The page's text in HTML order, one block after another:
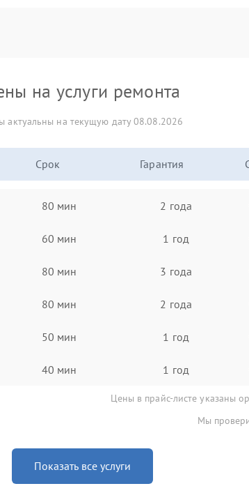
на услуги ремонта
актуальны на текущую дату 08.08.2026
Срок Гарантия
80 мин 2 года
60 мин 1 год
80 мин 3 года
80 мин 2 года
50 мин 1 год
40 мин 1 год
Цены в прайс-листе указаны
Мы
Показать все услуги